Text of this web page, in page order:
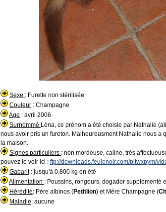
Sexe : Furette non stérilisée
Couleur : Champagne
Age : avril 2006
Surnommé Léna, ce prénom a été choisie par Nathalie
nous avoir pris un fureton. Malheureusment Nathalie nous a
la maison.
Signes particuliers : non mordeuse, caline, trés
pouvez le voir ici : ftp://downloads.feulenoir.com/pltwxpym/
Gabarit: jusqu'à 0.800 kg en été
Alimentation : Poussins, rongeurs, dogador supplémenté
Hérédité: Père albinos (Petitlion) et Mère Champagne (
Maladie: aucune